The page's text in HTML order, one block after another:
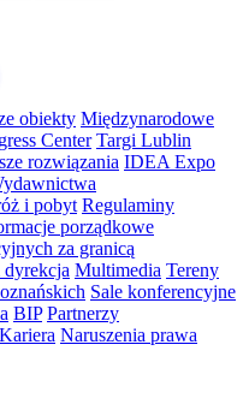
obiekty Międzynarodowe
Center Targi Lublin
rozwiązania IDEA Expo
i pobyt Regulaminy
porządkowe
za granicą
dyrekcja Multimedia Tereny
Sale konferencyjne
BIP Partnerzy
Kariera Naruszenia prawa